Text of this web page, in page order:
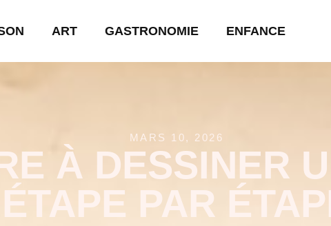
ART GASTRONOMIE ENFANCE
MARS 10, 2026
À DESSINER
ÉTAPE PAR